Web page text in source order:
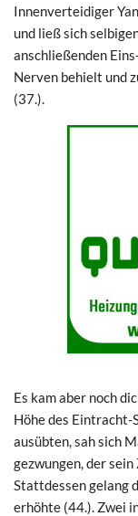
Innenverteidiger
und ließ sich
anschließenden
Nerven behielt und
(37.).
Es kam aber noch
Höhe des
ausübten, sah sich
gezwungen, der
Stattdessen gelang
erhöhte (44.). Zwei